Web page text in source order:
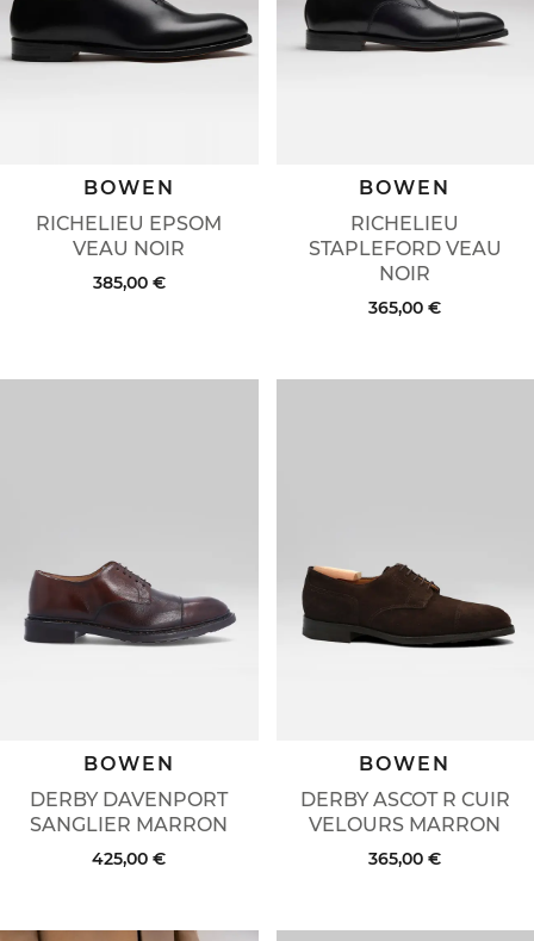
RICHELIEU EPSOM
VEAU NOIR
BOWEN
385,00 €
RICHELIEU
STAPLEFORD VEAU
NOIR
BOWEN
365,00 €
DERBY DAVENPORT
SANGLIER MARRON
BOWEN
425,00 €
DERBY ASCOT R CUIR
VELOURS MARRON
BOWEN
365,00 €